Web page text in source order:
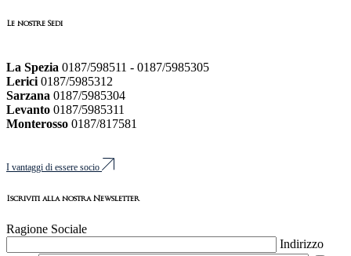
Le nostre Sedi
La Spezia 0187/598511 - 0187/5985305
Lerici 0187/5985312
Sarzana 0187/5985304
Levanto 0187/5985311
Monterosso 0187/817581
I vantaggi di essere socio
Iscriviti alla nostra Newsletter
Ragione Sociale
Indirizzo